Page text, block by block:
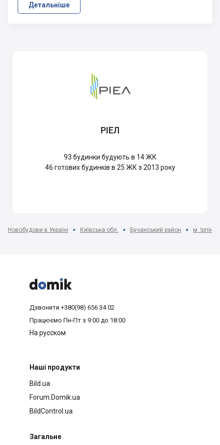
Детальніше
РІЕЛ
93 будинки будують в 14 ЖК
46 готових будинків в 25 ЖК з 2013 року
Новобудови в Україні Київська обл. Бучанський район м. Ірпінь



Дзвонити +380(98) 656 34 02
Працюємо Пн-Пт з 9:00 до 18:00
На русском
Наші продукти
Bild.ua
Forum.Domik.ua
BildControl.ua
Загальне